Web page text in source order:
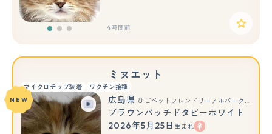
4時間前
ミヌエット
マイクロチップ装着 ワクチン接種
もっと見る
NEW 広島県 ひごペットフレンドリーアルパーク広島店
ブラウンパッチドタビーホワイト
2026年5月25日 生まれ